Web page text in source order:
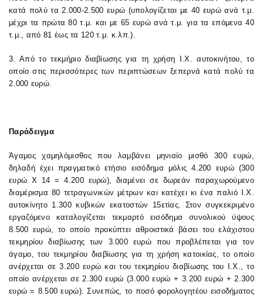
κατά πολύ τα 2.000-2.500 ευρώ (υπολογίζεται με 40 ευρώ ανά τ.μ.
μέχρι τα πρώτα 80 τ.μ. και με 65 ευρώ ανά τ.μ. για τα επόμενα 40
τ.μ., από 81 έως τα 120 τ.μ. κ.λπ.).
3. Από το τεκμήριο διαβίωσης για τη χρήση Ι.Χ. αυτοκινήτου, το
οποίο στις περισσότερες των περιπτώσεων ξεπερνά κατά πολύ τα
2.000 ευρώ.
Παράδειγμα
Άγαμος χαμηλόμισθος που λαμβάνει μηνιαίο μισθό 300 ευρώ,
δηλαδή έχει πραγματικό ετήσιο εισόδημα μόλις 4.200 ευρώ (300
ευρώ Χ 14 = 4.200 ευρώ), διαμένει σε δωρεάν παραχωρούμενο
διαμέρισμα 80 τετραγωνικών μέτρων και κατέχει κι ένα παλιό Ι.Χ.
αυτοκίνητο 1.300 κυβικών εκατοστών 15ετίας. Στον συγκεκριμένο
εργαζόμενο καταλογίζεται τεκμαρτό εισόδημα συνολικού ύψους
8.500 ευρώ, το οποίο προκύπτει αθροιστικά βάσει του ελάχιστου
τεκμηρίου διαβίωσης των 3.000 ευρώ που προβλέπεται για τον
άγαμο, του τεκμηρίου διαβίωσης για τη χρήση κατοικίας, το οποίο
ανέρχεται σε 3.200 ευρώ και του τεκμηρίου διαβίωσης του Ι.Χ., το
οποίο ανέρχεται σε 2.300 ευρώ (3.000 ευρώ + 3.200 ευρώ + 2.300
ευρώ = 8.500 ευρώ). Συνεπώς, το ποσό φορολογητέου εισοδήματος